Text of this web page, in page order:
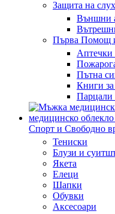
Защита на
Външни
Първа Помощ
Пътна
Книги
Парцали
Спорт и Свободно
Тениски
Блузи и
Якета
Елеци
Шапки
Обувки
Аксесоари